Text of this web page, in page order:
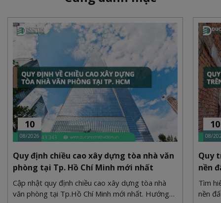
10
08/2026
Quy định chiều cao xây dựng tòa nhà văn
phòng tại Tp. Hồ Chí Minh mới nhất
Cập nhật quy định chiều cao xây dựng tòa nhà
văn phòng tại Tp.Hồ Chí Minh mới nhất. Hướng
10
08/
Quy
nền
Tìm
nền